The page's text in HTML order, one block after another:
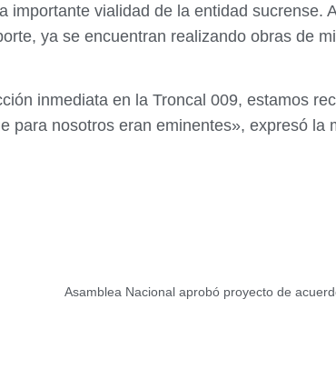
vialidad de la entidad sucrense.
ya se encuentran realizando obras de
inmediata en la Troncal 009, estamos
para nosotros eran eminentes», expresó la